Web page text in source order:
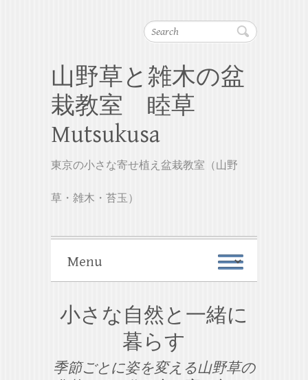
Search
山野草と雑木の盆
栽教室 睦草
Mutsukusa
東京の小さな寄せ植え盆栽教室（山野
草・雑木・苔玉）
小さな自然と一緒に
暮らす
季節ごとに姿を変える山野草の